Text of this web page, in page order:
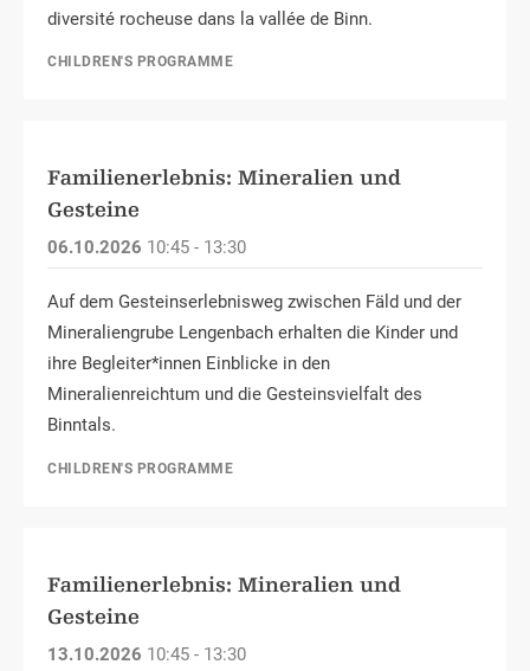
diversité rocheuse dans la vallée de Binn.
CHILDREN'S PROGRAMME
Familienerlebnis: Mineralien und
Gesteine
06.10.2026 10:45 - 13:30
Auf dem Gesteinserlebnisweg zwischen Fäld und der
Mineraliengrube Lengenbach erhalten die Kinder und
ihre Begleiter*innen Einblicke in den
Mineralienreichtum und die Gesteinsvielfalt des
Binntals.
CHILDREN'S PROGRAMME
Familienerlebnis: Mineralien und
Gesteine
13.10.2026 10:45 - 13:30